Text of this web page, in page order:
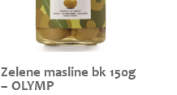
Zelene masline bk 150g
– OLYMP